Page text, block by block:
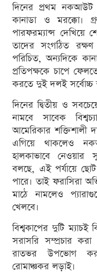
দিনের প্রথম নকআউট
কানাডা ও মরক্কো।
পারফরম্যান্স দেখিয়ে
তাদের সংগঠিত
পরিচিত, অন্যদিকে
প্রতিপক্ষকে চাপে
করতে দুই দলই সর্বোচ্চ
দিনের দ্বিতীয় ও
নামবে সাবেক
আমেরিকার শক্তিশালী
এগিয়ে থাকলেও
হালকাভাবে নেওয়ার
বলছে, এই পর্যায়ে
পারে। তাই ফরাসিরা
মাঠে নামলেও
খেলবে।
বিশ্বকাপের দুটি
সরাসরি সম্প্রচার
রাতভর উপভোগ
রোমাঞ্চকর লড়াই।